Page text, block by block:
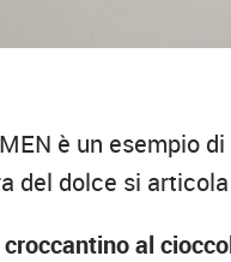
è un esempio
del dolce si
croccantino al